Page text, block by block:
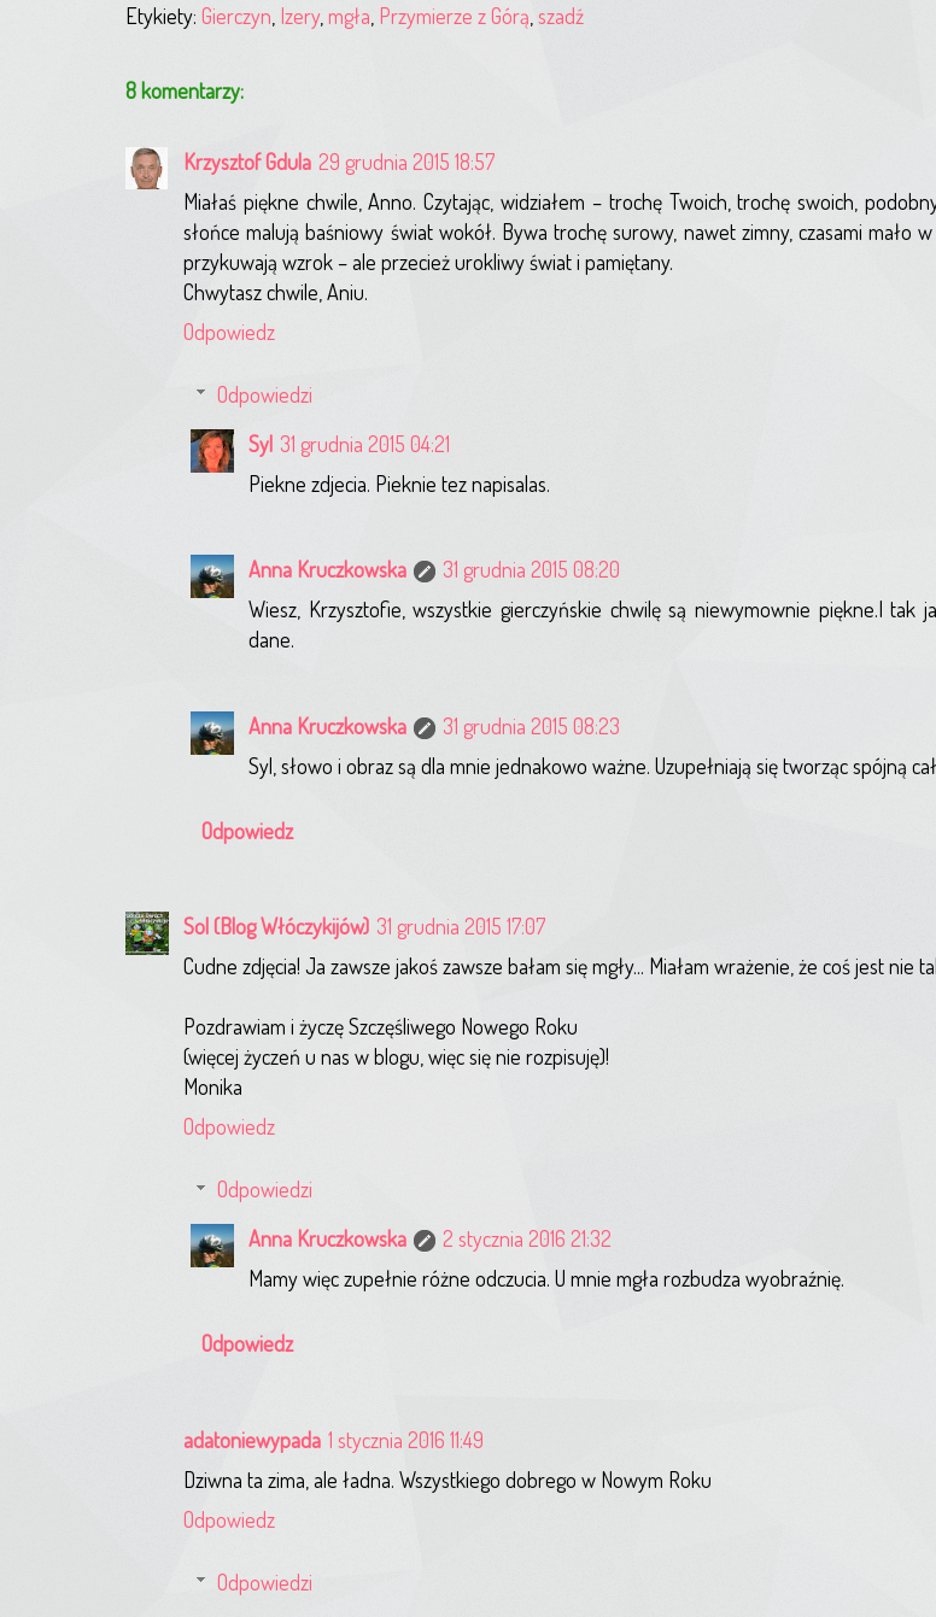
Etykiety: Gierczyn Izery, mgła Przymierze z Górą szadź
8 komentarzy:
Krzysztof Gdula 29 grudnia 2015 18:57
Miałaś piękne chwile, Anno. Czytając, widziałem – trochę Twoich, trochę swoich,
słońce malują baśniowy świat wokół. Bywa trochę surowy, nawet zimny, czasami mało
przykuwają wzrok – ale przecież urokliwy świat i pamiętany.
Chwytasz chwile, Aniu.
Odpowiedz
Odpowiedzi
Syl 31 grudnia 2015 04:21
Piekne zdjecia. Pieknie tez napisalas.
Anna Kruczkowska
31 grudnia 2015 08:20
Wiesz, Krzysztofie, wszystkie gierczyńskie chwilę są niewymownie piękne.I tak
dane.
Anna Kruczkowska
31 grudnia 2015 08:23
Syl, słowo i obraz są dla mnie jednakowo ważne. Uzupełniają się tworząc spójną
Odpowiedz
Sol(Blog Włóczykijów) 31 grudnia 2015 17:07
Cudne zdjęcia! Ja zawsze jakoś zawsze bałam się mgły... Miałam wrażenie, że coś jest nie
Pozdrawiam i życzę Szczęśliwego Nowego Roku
(więcej życzeń u nas w blogu, więc się nie rozpisuję)!
Monika
Odpowiedz
Odpowiedzi
Anna Kruczkowska
2 stycznia 2016 21:32
Mamy więc zupełnie różne odczucia. U mnie mgła rozbudza wyobraźnię.
Odpowiedz
adatoniewypada 1 stycznia 2016 11:49
Dziwna ta zima, ale ładna. Wszystkiego dobrego w Nowym Roku
Odpowiedz
Odpowiedzi